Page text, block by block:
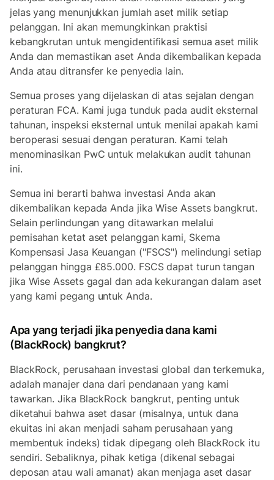
jelas yang menunjukkan jumlah aset milik setiap
pelanggan. Ini akan memungkinkan praktisi
kebangkrutan untuk mengidentifikasi semua aset milik
Anda dan memastikan aset Anda dikembalikan kepada
Anda atau ditransfer ke penyedia lain.
Semua proses yang dijelaskan di atas sejalan dengan
peraturan FCA. Kami juga tunduk pada audit eksternal
tahunan, inspeksi eksternal untuk menilai apakah kami
beroperasi sesuai dengan peraturan. Kami telah
menominasikan PwC untuk melakukan audit tahunan
ini.
Semua ini berarti bahwa investasi Anda akan
dikembalikan kepada Anda jika Wise Assets bangkrut.
Selain perlindungan yang ditawarkan melalui
pemisahan ketat aset pelanggan kami, Skema
Kompensasi Jasa Keuangan ("FSCS") melindungi setiap
pelanggan hingga £85.000. FSCS dapat turun tangan
jika Wise Assets gagal dan ada kekurangan dalam aset
yang kami pegang untuk Anda.
Apa yang terjadi jika penyedia dana kami
(BlackRock) bangkrut?
BlackRock, perusahaan investasi global dan terkemuka,
adalah manajer dana dari pendanaan yang kami
tawarkan. Jika BlackRock bangkrut, penting untuk
diketahui bahwa aset dasar (misalnya, untuk dana
ekuitas ini akan menjadi saham perusahaan yang
membentuk indeks) tidak dipegang oleh BlackRock itu
sendiri. Sebaliknya, pihak ketiga (dikenal sebagai
deposan atau wali amanat) akan menjaga aset dasar